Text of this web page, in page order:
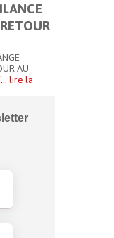
AU
lire la